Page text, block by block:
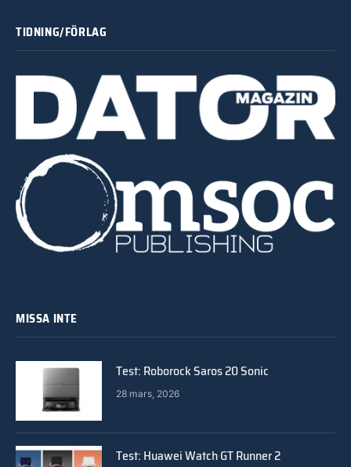
TIDNING/FÖRLAG
MISSA INTE
Test: Roborock Saros 20 Sonic
28 mars, 2026
Test: Huawei Watch GT Runner 2